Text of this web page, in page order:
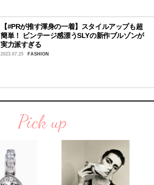
【#PRが推す渾身の一着】スタイルアップも超
簡単！ ビンテージ感漂うSLYの新作ブルゾンが
実力派すぎる
2023.07.25 FASHION
Pick up